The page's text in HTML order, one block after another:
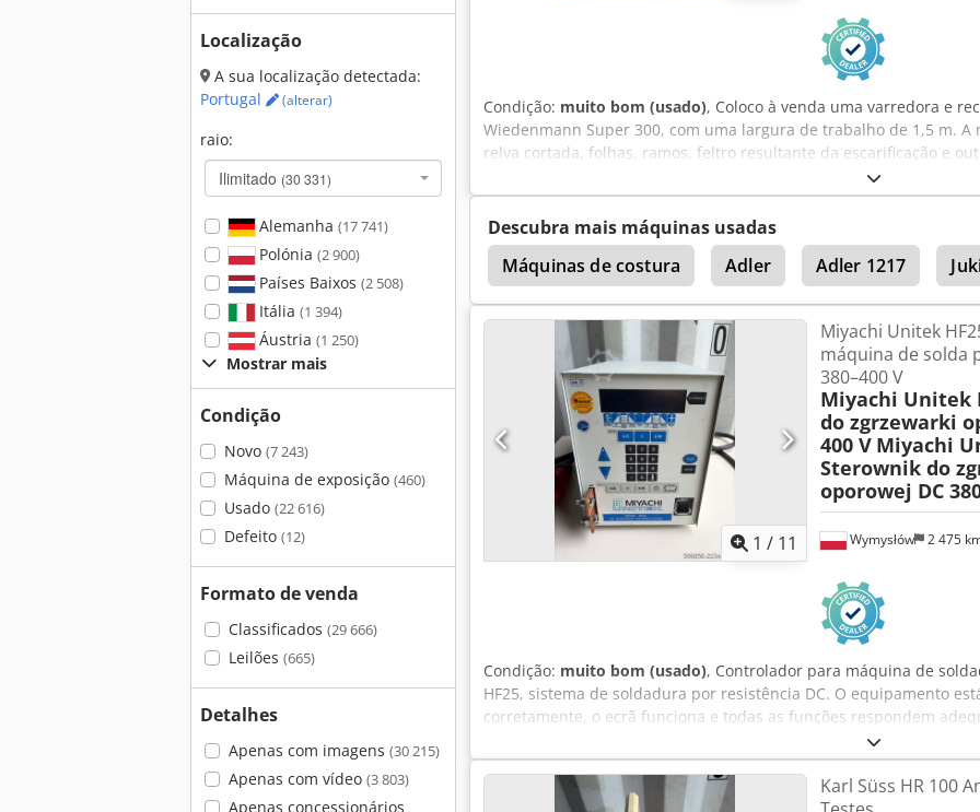
Localização
A sua localização detectada:
Portugal
(alterar)
raio:
Ilimitado (30 331)
Alemanha (17 741)
Polónia (2 900)
Países Baixos (2 508)
Itália (1 394)
Áustria (1 250)
Mostrar mais
Condição
Novo (7 243)
Máquina de exposição (460)
Usado (22 616)
Defeito (12)
Formato de venda
Classificados (29 666)
Leilões (665)
Detalhes
Apenas com imagens (30 215)
Apenas com vídeo (3 803)
Apenas concessionários
Condição: muito bom (usado), Coloco à venda uma varredora e
Wiedenmann Super 300, com uma largura de trabalho de 1,5 m.
relva cortada, folhas, ramos, feltro resultante da escarificação e
desportivos, parques, campos de golfe e grandes relvados. O
construção robusta e elevado desempenho. Dados técnicos: *
Modelo: Super 300 1.5 Crsdpszmhz Tjfx Adrjf * Ano de fabricação:
Peso total admissível: 1450 kg * Carga máxima permitida no eixo:
engate: 200 kg * Velocidade máxima de transporte: 40 km/h *
para material recolhido * Controlo hidráulico A máquina
utilização decorrentes da sua idade. É vendida exatamente no
Descubra mais máquinas usadas
Máquinas de costura
Adler Adler 1217
Kolbus Capa Karl Schermer
1 / 11 Wymysłów 2 475
Miyachi Unitek
máquina de solda
380–400 V
Miyachi Unitek
do zgrzewarki
400 V Miyachi
Sterownik do
oporowej DC
Condição: muito bom (usado), Controlador para máquina de
HF25, sistema de soldadura por resistência DC. O equipamento
corretamente, o ecrã funciona e todas as funções respondem
mensagem "EMERGENCY STOP – OPERADOR ATIVOU", o que
emergência foi ativado – não se trata de uma avaria do
com precisão o processo de soldadura por resistência com
Karl Süss HR 100